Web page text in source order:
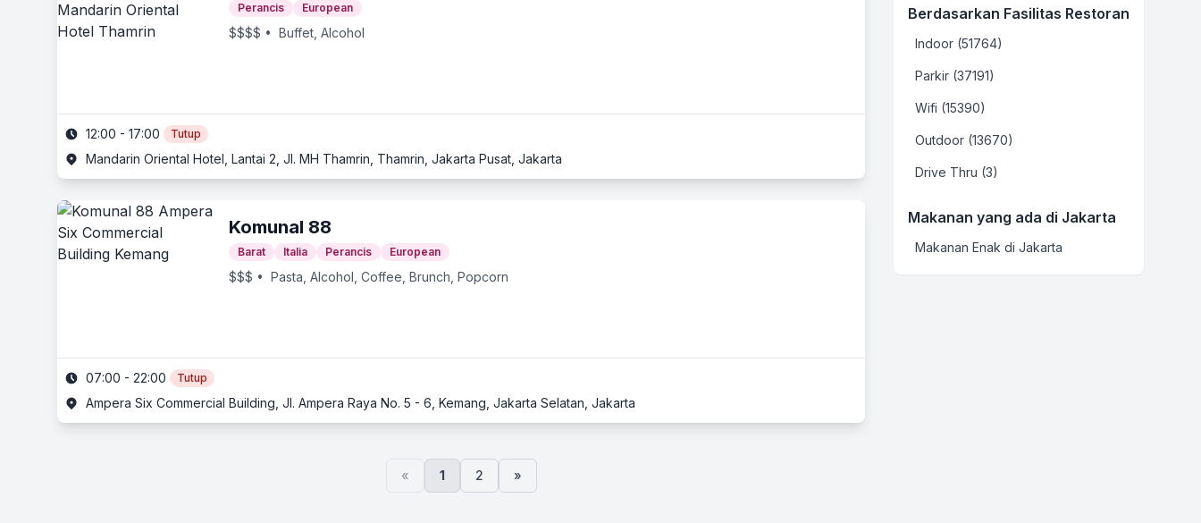
Perancis European
$$$$ • Buffet, Alcohol
12:00 - 17:00 Tutup
Mandarin Oriental Hotel, Lantai 2, Jl. MH Thamrin, Thamrin, Jakarta Pusat, Jakarta
Komunal 88
Barat Italia Perancis European
$$$ • Pasta, Alcohol, Coffee, Brunch, Popcorn
07:00 - 22:00 Tutup
Ampera Six Commercial Building, Jl. Ampera Raya No. 5 - 6, Kemang, Jakarta Selatan, Jakarta
« 1 2 »
Berdasarkan Fasilitas Restoran
Indoor (51764)
Parkir (37191)
Wifi (15390)
Outdoor (13670)
Drive Thru (3)
Makanan yang ada di Jakarta
Makanan Enak di Jakarta